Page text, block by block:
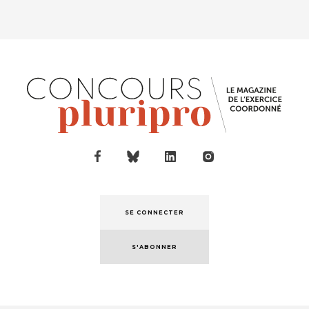
SE CONNECTER
S'ABONNER